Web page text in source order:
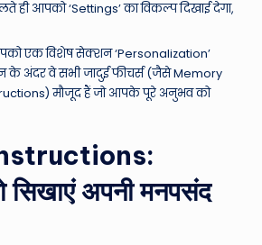
ही आपको ‘Settings’ का विकल्प दिखाई देगा,
एक विशेष सेक्शन ‘Personalization’
के अंदर वे सभी जादुई फीचर्स (जैसे Memory
मौजूद हैं जो आपके पूरे अनुभव को
सिखाएं अपनी मनपसंद